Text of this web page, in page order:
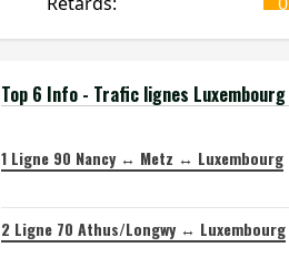
Top 6 Info - Trafic lignes Luxembourg
1Ligne 90 Nancy ↔ Metz ↔ Luxembourg
2Ligne 70 Athus/Longwy ↔ Luxembourg